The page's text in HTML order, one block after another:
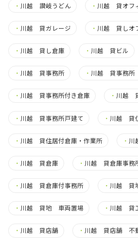
・ 川越 讃岐うどん ・ 川越 貸オフ
・ 川越 貸ガレージ ・ 川越 貸しオ
・ 川越 貸し倉庫 ・ 川越 貸ビル
・ 川越 貸事務所 ・ 川越 貸事務
・ 川越 貸事務所付き倉庫 ・ 川越
・ 川越 貸事務所戸建て ・ 川越 貸
・ 川越 貸住居付倉庫・作業所 ・ 川
・ 川越 貸倉庫 ・ 川越 貸倉庫事務
・ 川越 貸倉庫付事務所 ・ 川越 貸
・ 川越 貸地 車両置場 ・ 川越 貸
・ 川越 貸店舗 ・ 川越 貸店舗 不